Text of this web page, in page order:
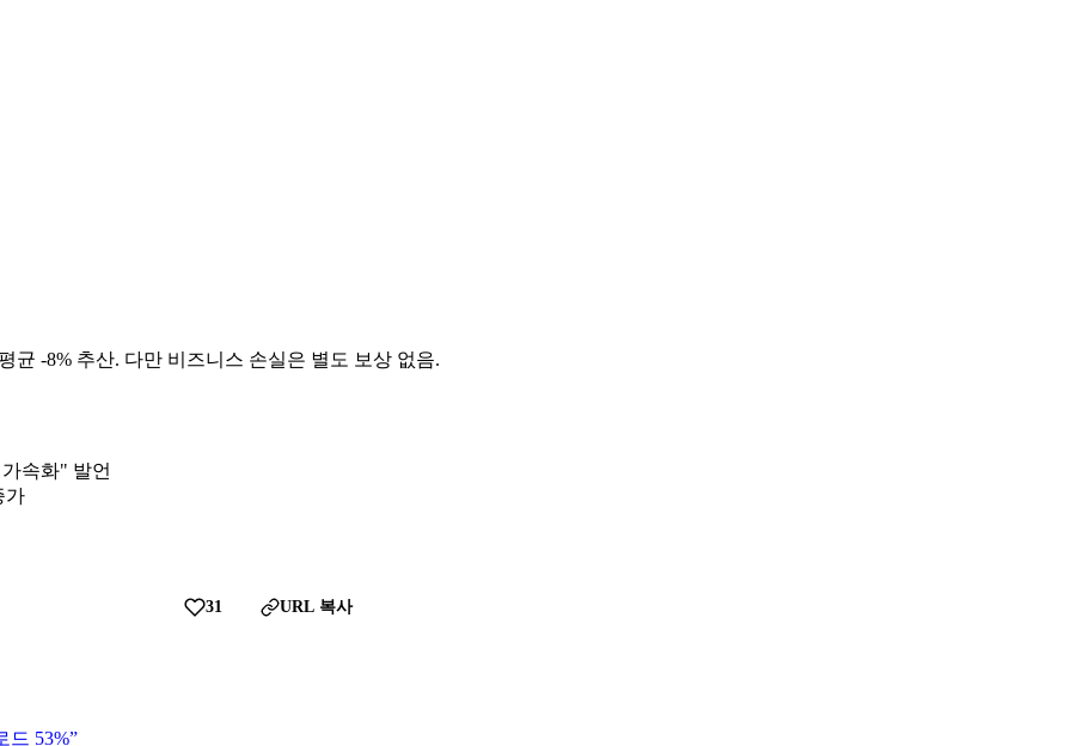
균 -8% 추산. 다만 비즈니스 손실은 별도 보상 없음.
속화" 발언
가
31 URL 복사
드 53%”